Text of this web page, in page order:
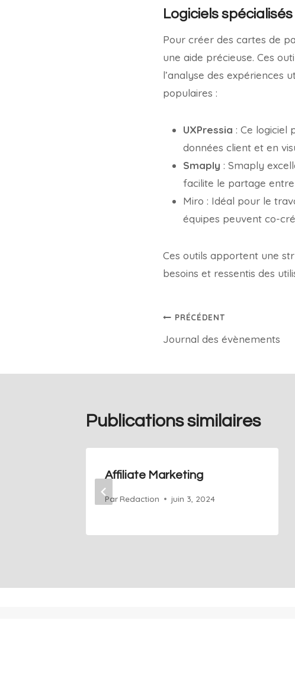
Logiciels
Pour créer des cartes de
une aide précieuse. Ces
l’analyse des expériences
populaires :
UXPressia : Ce logiciel
données client et en
Smaply : Smaply
facilite le partage entre
Miro : Idéal pour le
équipes peuvent co-
Ces outils apportent une
besoins et ressentis des
PRÉCÉDENT
Journal des évènements
Publications similaires
Affiliate Marketing
Par Redaction juin 3, 2024